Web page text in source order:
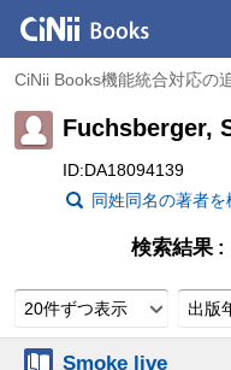
CiNii Books機能統合対応の
Fuchsberger,
ID:DA18094139
同姓同名の著者を
検索結果
20件ずつ表示 出版
Smoke live